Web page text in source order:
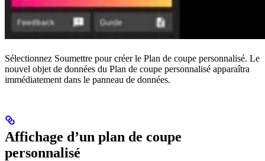
Sélectionnez Soumettre pour créer le Plan de coupe personnalisé. Le
nouvel objet de données du Plan de coupe personnalisé apparaîtra
immédiatement dans le panneau de données.
Affichage d’un plan de coupe
personnalisé